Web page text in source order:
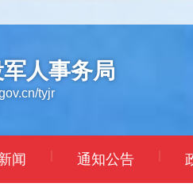
人事务局
tyjr
闻 | 通知公告 |